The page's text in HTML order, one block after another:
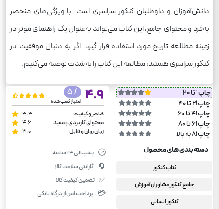
دانش‌آموزان و داوطلبان کنکور سراسری است. با ویژگی‌های منحصر
به‌فرد و محتوای جامع، این کتاب می‌تواند به‌عنوان یک راهنمای موثر در
زمینه مطالعه تاریخ مورد استفاده قرار گیرد. اگر به دنبال موفقیت در
کنکور سراسری هستید، مطالعه این کتاب را به شدت توصیه می‌کنیم.
چاپ 1 تا 20
چاپ 21 تا 40
چاپ 41 تا 60
چاپ 61 تا 80
چاپ 81 به بالا
4.9
/ 5
امتیاز کسب شده
ظاهر و کیفیت
3.3
محتوای کاربردی و مفید
4.6
زبان روان و قابل
3.0
دسته بندی های محصول
کتاب کنکور
جامع کنکور مشاوران آموزش
کنکور انسانی
🕑 پشتیبانی ۲۴ ساعته
🔄 گارانتی سلامت کالا
✅ تضمین کیفیت کالا
💳 پرداخت امن از درگاه بانکی